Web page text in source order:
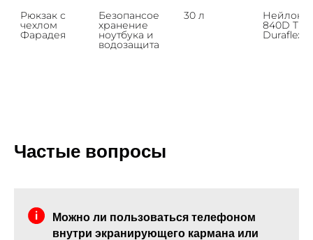
Рюкзак с
чехлом
Фарадея
Безопансое
хранение
ноутбука и
водозащита
30 л Нейлон
840D
Duraflex®
Частые вопросы
Можно ли пользоваться телефоном
внутри экранирующего кармана или